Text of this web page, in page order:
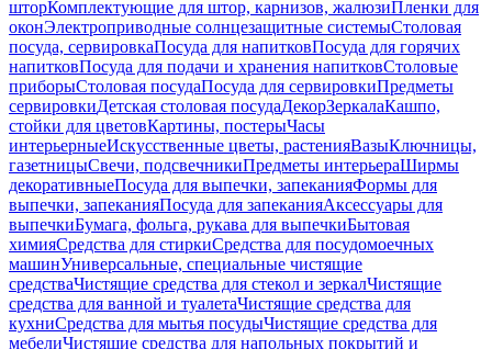
шторКомплектующие для штор, карнизов, жалюзиПленки для
оконЭлектроприводные солнцезащитные системыСтоловая
посуда, сервировкаПосуда для напитковПосуда для горячих
напитковПосуда для подачи и хранения напитковСтоловые
приборыСтоловая посудаПосуда для сервировкиПредметы
сервировкиДетская столовая посудаДекорЗеркалаКашпо,
стойки для цветовКартины, постерыЧасы
интерьерныеИскусственные цветы, растенияВазыКлючницы,
газетницыСвечи, подсвечникиПредметы интерьераШирмы
декоративныеПосуда для выпечки, запеканияФормы для
выпечки, запеканияПосуда для запеканияАксессуары для
выпечкиБумага, фольга, рукава для выпечкиБытовая
химияСредства для стиркиСредства для посудомоечных
машинУниверсальные, специальные чистящие
средстваЧистящие средства для стекол и зеркалЧистящие
средства для ванной и туалетаЧистящие средства для
кухниСредства для мытья посудыЧистящие средства для
мебелиЧистящие средства для напольных покрытий и